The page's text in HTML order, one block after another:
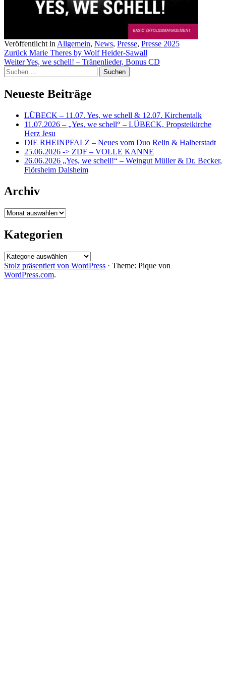
Veröffentlicht in Allgemein, News, Presse, Presse 2025
Beitragsnavigation
Zurück Marie Theres by Wolf Heider-Sawall
WeiterYes, we schell! – Tränenlieder, Bonus CD
Suchen
nach:
Neueste Beiträge
LÜBECK – 11.07. Yes, we schell & 12.07. Kirchentalk
11.07.2026 – „Yes, we schell“ – LÜBECK, Propsteikirche
Herz Jesu
DIE RHEINPFALZ – Neues vom Duo Relin & Halberstadt
25.06.2026 -> ZDF – VOLLE KANNE
26.06.2026 „Yes, we schell!“ – Weingut Müller & Dr. Becker,
Flörsheim Dalsheim
Archiv
Archiv
Kategorien
Kategorien
Stolz präsentiert von WordPress · Theme: Pique von
WordPress.com.